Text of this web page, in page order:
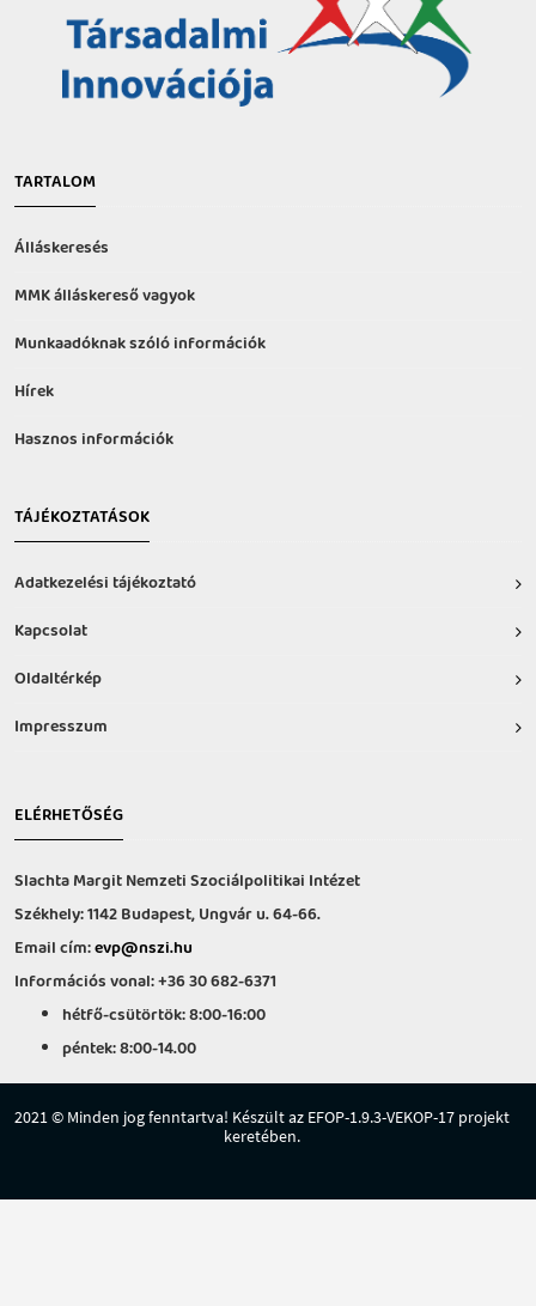
TARTALOM
Álláskeresés
MMK álláskereső vagyok
Munkaadóknak szóló információk
Hírek
Hasznos információk
TÁJÉKOZTATÁSOK
Adatkezelési tájékoztató
Kapcsolat
Oldaltérkép
Impresszum
ELÉRHETŐSÉG
Slachta Margit Nemzeti Szociálpolitikai Intézet
Székhely: 1142 Budapest, Ungvár u. 64-66.
Email cím:evp@nszi.hu
Információs vonal: +36 30 682-6371
hétfő-csütörtök: 8:00-16:00
péntek: 8:00-14.00
2021 © Minden jog fenntartva! Készült az EFOP-1.9.3-VEKOP-17 projekt
keretében.